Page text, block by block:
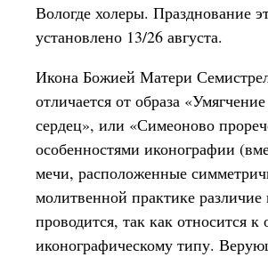
Вологде холеры. Празднование
установлено 13/26 августа.
Икона Божией Матери
отличается от образа
сердец», или «Симеоново
особенностями иконографии
мечи, расположенные
молитвенной практике различие
проводится, так как относится к
иконографическому типу.